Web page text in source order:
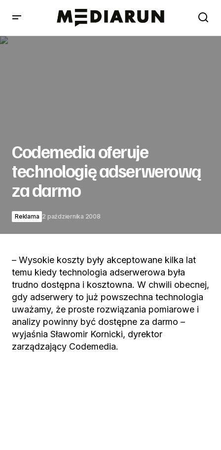
Codemedia oferuje
technologię adserwerową
za darmo
Reklama 2 października 2008
– Wysokie koszty były akceptowane kilka lat
temu kiedy technologia adserwerowa była
trudno dostępna i kosztowna. W chwili obecnej,
gdy adserwery to już powszechna technologia
uważamy, że proste rozwiązania pomiarowe i
analizy powinny być dostępne za darmo –
wyjaśnia Sławomir Kornicki, dyrektor
zarządzający Codemedia.